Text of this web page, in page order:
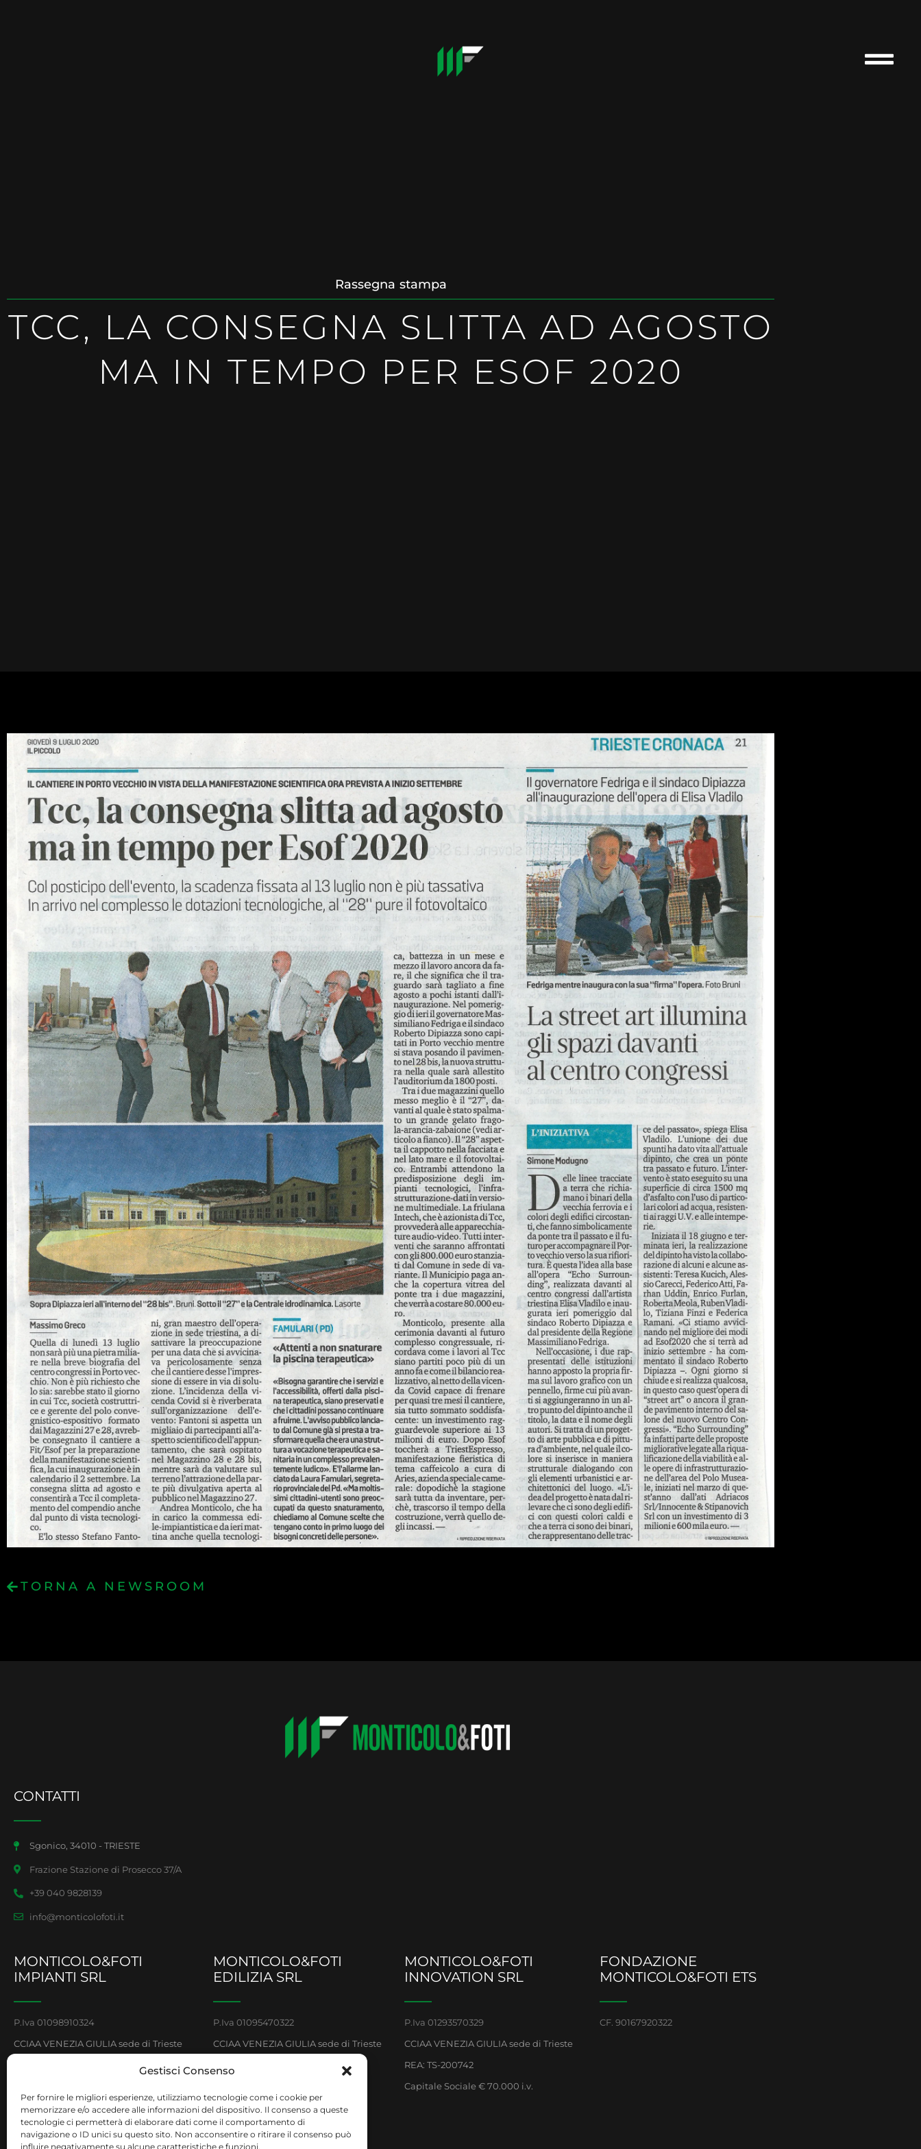
Gestisci Consenso
Per fornire le migliori esperienze, utilizziamo tecnologie come i cookie per
memorizzare e/o accedere alle informazioni del dispositivo. Il consenso a queste
tecnologie ci permetterà di elaborare dati come il comportamento di
navigazione o ID unici su questo sito. Non acconsentire o ritirare il consenso può
influire negativamente su alcune caratteristiche e funzioni.
Rassegna stampa
TCC, LA CONSEGNA SLITTA AD AGOSTO
MA IN TEMPO PER ESOF 2020
TORNA A NEWSROOM
CONTATTI
Sgonico, 34010 - TRIESTE
Frazione Stazione di Prosecco 37/A
+39 040 9828139
info@monticolofoti.it
MONTICOLO&FOTI
IMPIANTI SRL
P.Iva 01098910324
CCIAA VENEZIA GIULIA sede di Trieste
MONTICOLO&FOTI
EDILIZIA SRL
P.Iva 01095470322
CCIAA VENEZIA GIULIA sede di Trieste
MONTICOLO&FOTI
INNOVATION SRL
P.Iva 01293570329
CCIAA VENEZIA GIULIA sede di Trieste
REA: TS-200742
Capitale Sociale € 70.000 i.v.
FONDAZIONE
MONTICOLO&FOTI ETS
CF. 90167920322